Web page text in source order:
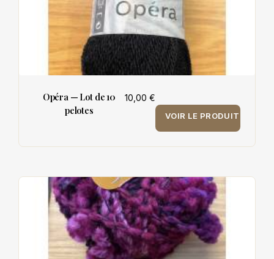
Opéra — Lot de 10
pelotes
10,00 €
VOIR LE PRODUIT